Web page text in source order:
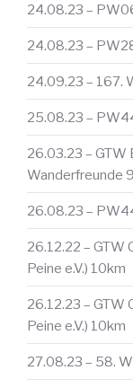
24.08.23 –
24.08.23 –
24.09.23 – 167.
25.08.23 –
26.03.23 – GTW
Wanderfreunde
26.08.23 –
26.12.22 – GTW
Peine e.V.) 10km
26.12.23 – GTW
Peine e.V.) 10km
27.08.23 – 58.